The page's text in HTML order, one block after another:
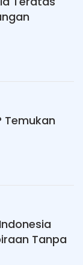
Temukan
Tanpa